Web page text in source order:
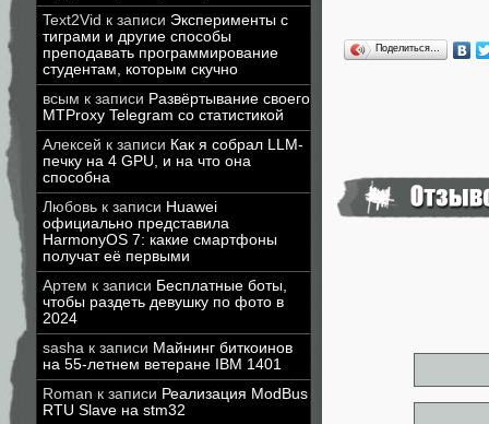
Text2Vid к записи Эксперименты с
тиграми и другие способы
преподавать программирование
студентам, которым скучно
всым к записи Развёртывание своего
MTProxy Telegram со статистикой
Алексей к записи Как я собрал LLM-
печку на 4 GPU, и на что она
способна
Любовь к записи Huawei
официально представила
HarmonyOS 7: какие смартфоны
получат её первыми
Артем к записи Бесплатные боты,
чтобы раздеть девушку по фото в
2024
sasha к записи Майнинг биткоинов
на 55-летнем ветеране IBM 1401
Roman к записи Реализация ModBus
RTU Slave на stm32
Поделиться…